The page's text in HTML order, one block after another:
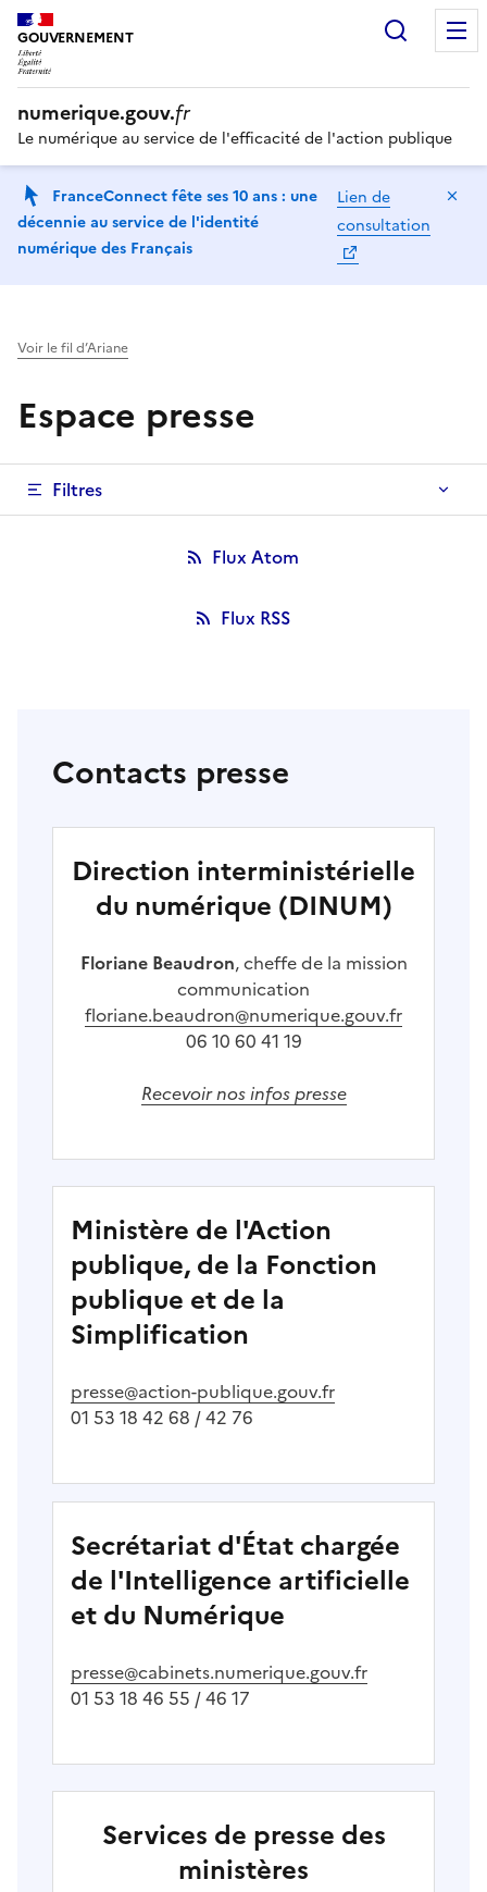
GOUVERNEMENT
numerique.gouv.fr
Le numérique au service de l'efficacité de l'action publique
FranceConnect fête ses 10 ans : une
décennie au service de l'identité
numérique des Français
Lien de
consultation
Voir le fil d’Ariane
Espace presse
Filtres
Flux Atom
Flux RSS
Contacts presse
Direction interministérielle
du numérique (DINUM)
Floriane Beaudron, cheffe de la mission
communication
floriane.beaudron@numerique.gouv.fr
06 10 60 41 19
Recevoir nos infos presse
Ministère de l'Action
publique, de la Fonction
publique et de la
Simplification
presse@action-publique.gouv.fr
01 53 18 42 68 / 42 76
Secrétariat d'État chargée
de l'Intelligence artificielle
et du Numérique
presse@cabinets.numerique.gouv.fr
01 53 18 46 55 / 46 17
Services de presse des
ministères